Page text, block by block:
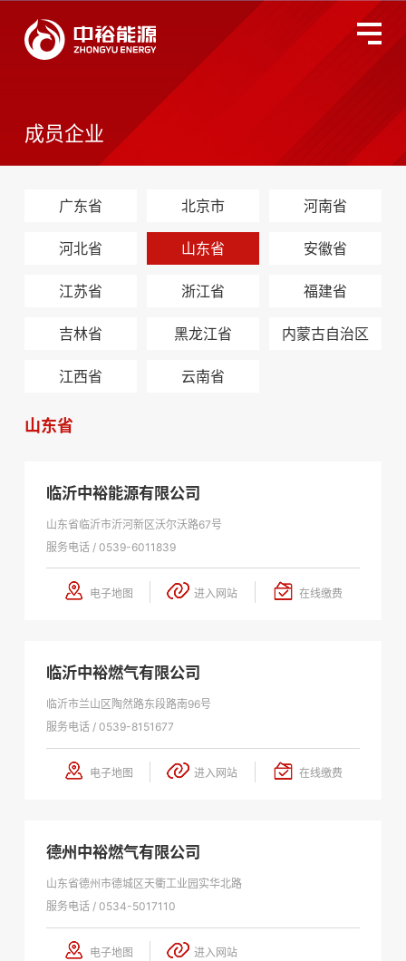
燃气业务
智慧能源
环境、社会及管治
新闻动态
企业文化
人才发展
物资招标
联系我们
成员企业
广东省 北京市 河南省
河北省 山东省 安徽省
江苏省 浙江省 福建省
吉林省 黑龙江省 内蒙古自治区
江西省 云南省
山东省
临沂中裕能源有限公司
山东省临沂市沂河新区沃尔沃路67号
服务电话 / 0539-6011839
电子地图 进入网站 在线缴费
临沂中裕燃气有限公司
临沂市兰山区陶然路东段路南96号
服务电话 / 0539-8151677
电子地图 进入网站 在线缴费
德州中裕燃气有限公司
山东省德州市德城区天衢工业园实华北路
服务电话 / 0534-5017110
电子地图 进入网站